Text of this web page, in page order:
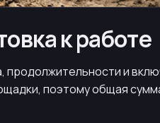
к работе
продолжительности и
поэтому общая